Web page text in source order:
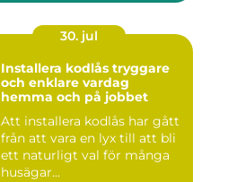
30. jul
Installera kodlås tryggare
och enklare vardag
hemma och på jobbet
Att installera kodlås har gått
från att vara en lyx till att bli
ett naturligt val för många
husägar...